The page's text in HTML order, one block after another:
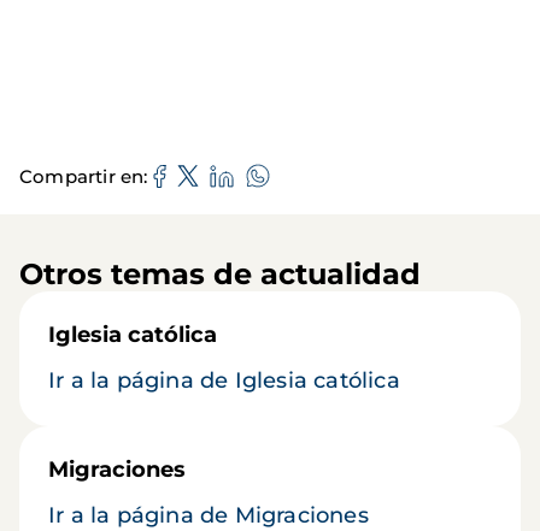
Compartir en
Otros temas de actualidad
Iglesia católica
Ir a la página de Iglesia católica
Migraciones
Ir a la página de Migraciones